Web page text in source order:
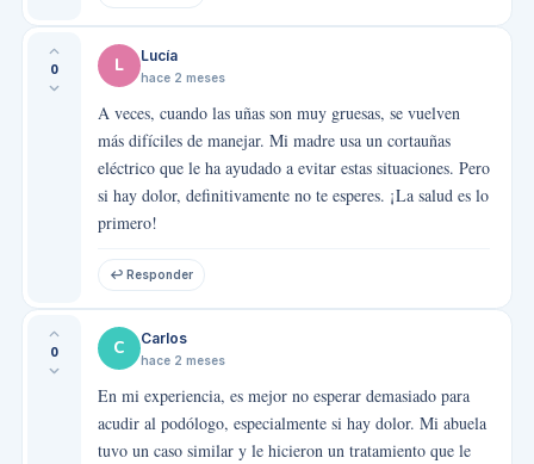
0 L Lucía
hace 2 meses
A veces, cuando las uñas son muy gruesas, se vuelven
más difíciles de manejar. Mi madre usa un cortauñas
eléctrico que le ha ayudado a evitar estas situaciones. Pero
si hay dolor, definitivamente no te esperes. ¡La salud es lo
primero!
↩ Responder
0 C Carlos
hace 2 meses
En mi experiencia, es mejor no esperar demasiado para
acudir al podólogo, especialmente si hay dolor. Mi abuela
tuvo un caso similar y le hicieron un tratamiento que le